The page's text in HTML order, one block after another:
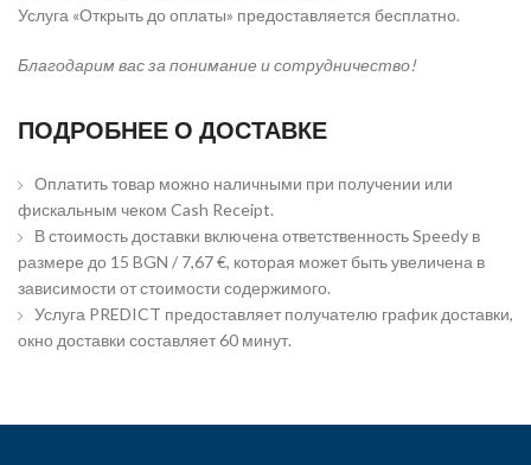
Услуга «Открыть до оплаты» предоставляется бесплатно.
Благодарим вас за понимание и сотрудничество!
ПОДРОБНЕЕ О ДОСТАВКЕ
Оплатить товар можно наличными при получении или
фискальным чеком Cash Receipt.
В стоимость доставки включена ответственность Speedy в
размере до 15 BGN / 7,67 €, которая может быть увеличена в
зависимости от стоимости содержимого.
Услуга PREDICT предоставляет получателю график доставки,
окно доставки составляет 60 минут.